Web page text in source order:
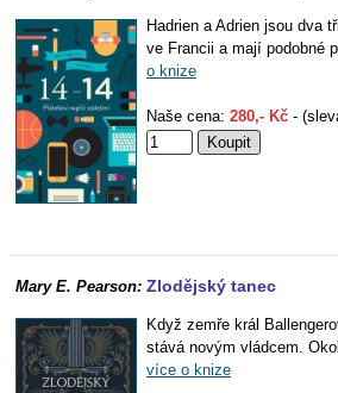
Hadrien a Adrien jsou dva
ve Francii a mají podobné
o knize
Naše cena: 280,- Kč -
Mary E. Pearson: Zlodějský tanec
Když zemře král
stává novým vládcem.
více o knize